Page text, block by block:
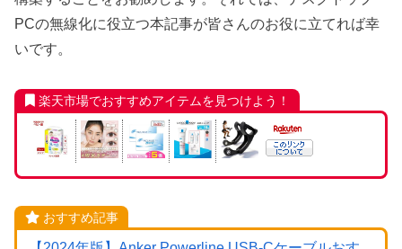
PCの無線化に役立つ本記事が皆さんのお役に立てれば幸
いです。
楽天市場でおすすめアイテムを見つけよう！
おすすめ記事